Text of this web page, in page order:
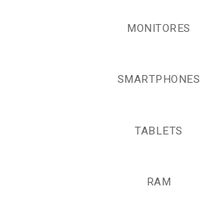
MONITORES
SMARTPHONES
TABLETS
RAM